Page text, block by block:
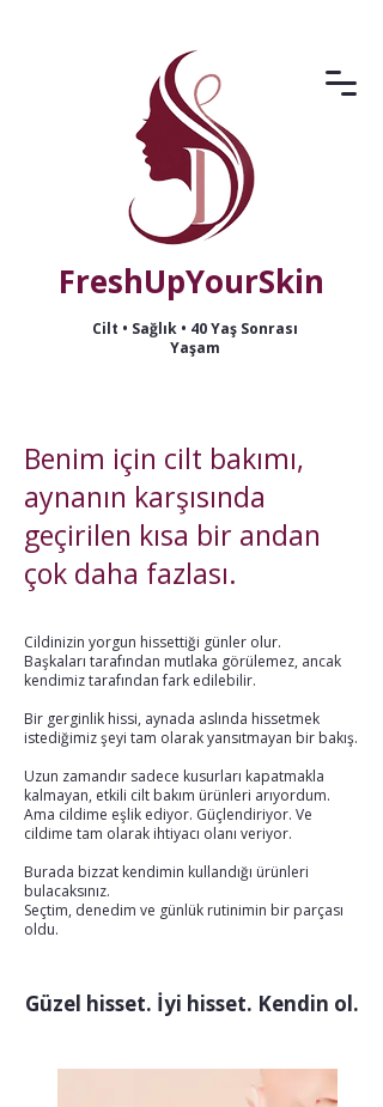
FreshUpYourSkin
Cilt • Sağlık • 40 Yaş Sonrası
Yaşam
Benim için cilt bakımı,
aynanın karşısında
geçirilen kısa bir andan
çok daha fazlası.
Cildinizin yorgun hissettiği günler olur.
Başkaları tarafından mutlaka görülemez, ancak
kendimiz tarafından fark edilebilir.
Bir gerginlik hissi, aynada aslında hissetmek
istediğimiz şeyi tam olarak yansıtmayan bir bakış.
Uzun zamandır sadece kusurları kapatmakla
kalmayan, etkili cilt bakım ürünleri arıyordum.
Ama cildime eşlik ediyor. Güçlendiriyor. Ve
cildime tam olarak ihtiyacı olanı veriyor.
Burada bizzat kendimin kullandığı ürünleri
bulacaksınız.
Seçtim, denedim ve günlük rutinimin bir parçası
oldu.
Güzel hisset. İyi hisset. Kendin ol.